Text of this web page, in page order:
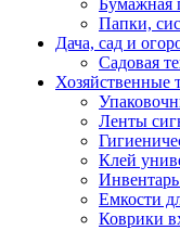
Бумажная
Папки,
Дача, сад и
Садовая
Хозяйственные
Ленты
Клей
Емкости
Коврики